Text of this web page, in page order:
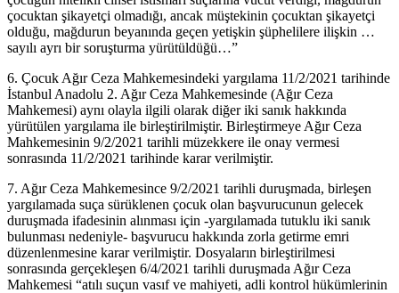
çocuktan şikayetçi olmadığı, ancak müştekinin çocuktan şikayetçi
olduğu, mağdurun beyanında geçen yetişkin şüphelilere ilişkin …
sayılı ayrı bir soruşturma yürütüldüğü…”
6. Çocuk Ağır Ceza Mahkemesindeki yargılama 11/2/2021 tarihinde
İstanbul Anadolu 2. Ağır Ceza Mahkemesinde (Ağır Ceza
Mahkemesi) aynı olayla ilgili olarak diğer iki sanık hakkında
yürütülen yargılama ile birleştirilmiştir. Birleştirmeye Ağır Ceza
Mahkemesinin 9/2/2021 tarihli müzekkere ile onay vermesi
sonrasında 11/2/2021 tarihinde karar verilmiştir.
7. Ağır Ceza Mahkemesince 9/2/2021 tarihli duruşmada, birleşen
yargılamada suça sürüklenen çocuk olan başvurucunun gelecek
duruşmada ifadesinin alınması için -yargılamada tutuklu iki sanık
bulunması nedeniyle- başvurucu hakkında zorla getirme emri
düzenlenmesine karar verilmiştir. Dosyaların birleştirilmesi
sonrasında gerçekleşen 6/4/2021 tarihli duruşmada Ağır Ceza
Mahkemesi “atılı suçun vasıf ve mahiyeti, adli kontrol hükümlerinin